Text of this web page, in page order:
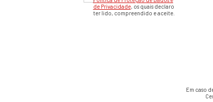
de Privacidade, os quais declaro
ter lido, compreendido e aceite.
Em caso